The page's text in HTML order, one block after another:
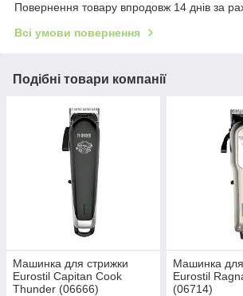
Повернення товару впродовж 14 днів за
Всі умови повернення
Подібні товари компанії
Машинка для стрижки
Eurostil Capitan Cook
Thunder (06666)
Машинка
Eurostil
(06714)